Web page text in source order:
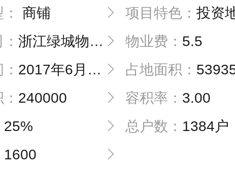
商铺 项目特色： 投资
浙江绿城物业管理有限公司 物业费： 5.5
2017年6月30日交付 占地面积：
240000 容积率： 3.00
25% 总户数： 1384户
1600